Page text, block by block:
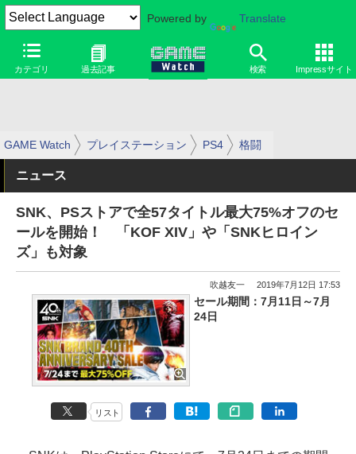
Powered by Translate
カテゴリ 過去記事 検索 Impressサイト
GAME Watch プレイステーション PS4 格闘
ニュース
SNK、PSストアで全57タイトル最大75%オフのセ
ールを開始！ 「KOF XIV」や「SNKヒロイン
ズ」も対象
吹越友一 2019年7月12日 17:53
セール期間：7月11日～7月
24日
リスト